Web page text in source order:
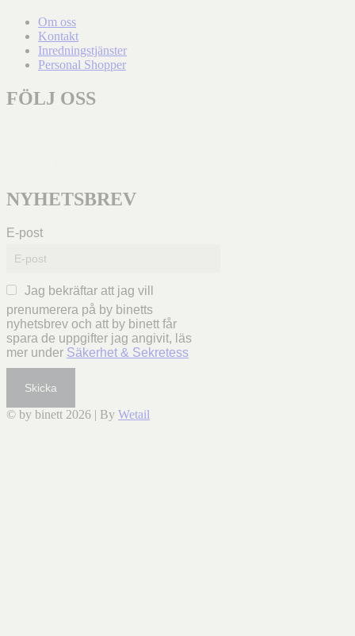
Om oss
Kontakt
Inredningstjänster
Personal Shopper
FÖLJ OSS
NYHETSBREV
E-post
Jag bekräftar att jag vill
prenumerera på by binetts
nyhetsbrev och att by binett får
spara de uppgifter jag angivit, läs
mer under Säkerhet & Sekretess
Skicka
© by binett 2026 | By Wetail